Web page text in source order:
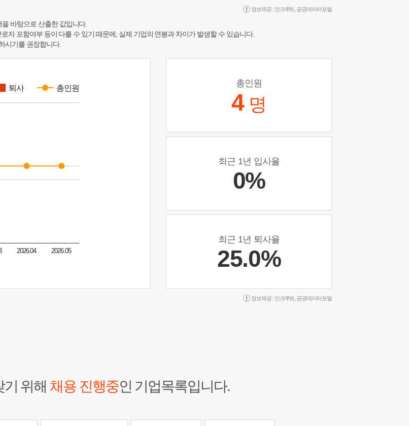
정보제공 : 인크루트 공공데이터포털
바탕으로 산출한 값입니다.
자 포함여부 등이 다를 수 있기 때문에, 실제 기업의 연봉과 차이가 발생할 수 있습니다.
시기를 권장합니다.
퇴사 총인원
2026.04 2026.05
총인원
4 명
최근 1년 입사율
0%
최근 1년 퇴사율
25.0%
정보제공 : 인크루트 공공데이터포털
위해 채용 진행중인 기업목록입니다.